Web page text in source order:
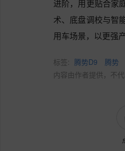
进阶，用更贴合家
术、底盘调校与智
用车场景，以更强
标签: 腾势D9
腾势
内容由作者提供，不